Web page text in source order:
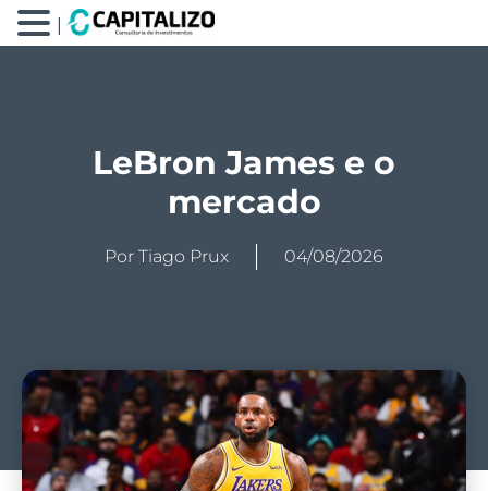
LeBron James e o
mercado
Por Tiago Prux 04/08/2026